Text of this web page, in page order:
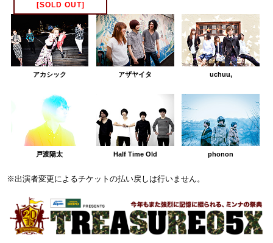
[SOLD OUT]
アカシック アザヤイタ uchuu,
戸渡陽太 Half Time Old phonon
※出演者変更によるチケットの払い戻しは行いません。